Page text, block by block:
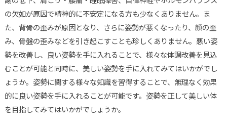
の欠如が原因で精神的に不安定になる方も少なくありません。ま
た、背骨の歪みが原因となり、さらに姿勢が悪くなったり、顔の歪
み、骨盤の歪みなどを引き起こすことも珍しくありません。悪い姿
勢を改善し、良い姿勢を手に入れることで、様々な体調改善を見込
むことが可能と同時に、美しい姿勢を手に入れてみてはいかがでし
ょうか。姿勢に関する様々な知識を習得することで、無理なく効果
的に良い姿勢を手に入れることが可能です。姿勢を正して美しい体
を目指してみてはいかがでしょうか。